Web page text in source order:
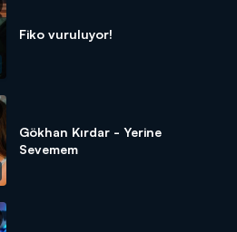
Fiko vuruluyor!
Gökhan Kırdar - Yerine
Sevemem